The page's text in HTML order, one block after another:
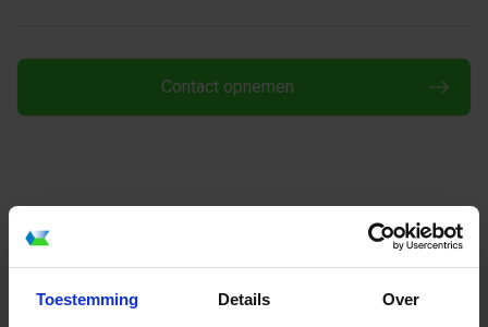
Toestemming Details Over
Wilt u graag een offerte of direct online bestellen?
Dat kan eenvoudig via deonline prijscalculatie.